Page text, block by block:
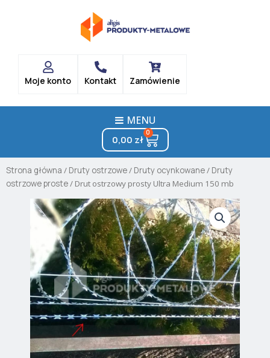
Moje konto Kontakt Zamówienie
MENU
0,00 zł
0
Cart
Strona główna / Druty ostrzowe/ Druty ocynkowane/ Druty
ostrzowe proste/ Drut ostrzowy prosty Ultra Medium 150 mb